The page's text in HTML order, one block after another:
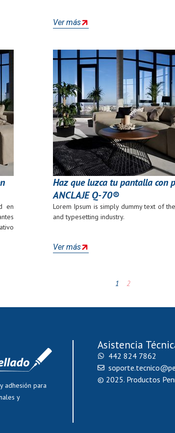
Ver más
en
Haz que luzca tu pantalla con
ANCLAJE Q-70®
Lorem Ipsum is simply dummy text of
and typesetting industry.
Ver más
1 2
adhesión para
y
Asistencia
442 824 7862
© 2025. Productos